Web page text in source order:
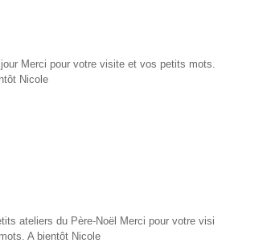
Merci pour votre visite et vos petits mots.
Nicole
ateliers du Père-Noël Merci pour votre visi
A bientôt Nicole